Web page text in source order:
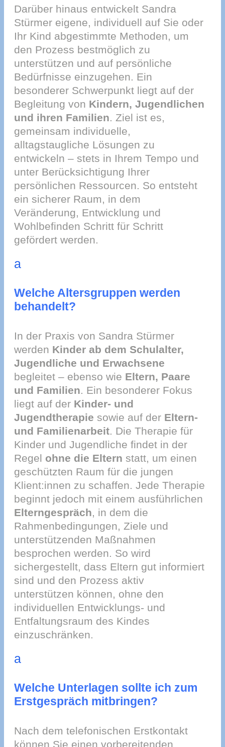
Darüber hinaus entwickelt Sandra
Stürmer eigene, individuell auf Sie oder
Ihr Kind abgestimmte Methoden, um
den Prozess bestmöglich zu
unterstützen und auf persönliche
Bedürfnisse einzugehen. Ein
besonderer Schwerpunkt liegt auf der
Begleitung von Kindern, Jugendlichen
und ihren Familien. Ziel ist es,
gemeinsam individuelle,
alltagstaugliche Lösungen zu
entwickeln – stets in Ihrem Tempo und
unter Berücksichtigung Ihrer
persönlichen Ressourcen. So entsteht
ein sicherer Raum, in dem
Veränderung, Entwicklung und
Wohlbefinden Schritt für Schritt
gefördert werden.
a
Welche Altersgruppen werden
behandelt?
In der Praxis von Sandra Stürmer
werden Kinder ab dem Schulalter,
Jugendliche und Erwachsene
begleitet – ebenso wie Eltern, Paare
und Familien. Ein besonderer Fokus
liegt auf der Kinder- und
Jugendtherapie sowie auf der Eltern-
und Familienarbeit. Die Therapie für
Kinder und Jugendliche findet in der
Regel ohne die Eltern statt, um einen
geschützten Raum für die jungen
Klient:innen zu schaffen. Jede Therapie
beginnt jedoch mit einem ausführlichen
Elterngespräch, in dem die
Rahmenbedingungen, Ziele und
unterstützenden Maßnahmen
besprochen werden. So wird
sichergestellt, dass Eltern gut informiert
sind und den Prozess aktiv
unterstützen können, ohne den
individuellen Entwicklungs- und
Entfaltungsraum des Kindes
einzuschränken.
a
Welche Unterlagen sollte ich zum
Erstgespräch mitbringen?
Nach dem telefonischen Erstkontakt
können Sie einen vorbereitenden